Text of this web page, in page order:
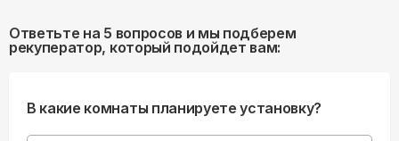
Ответьте на 5 вопросов и мы подберем
рекуператор, который подойдет вам:
В какие комнаты планируете установку?